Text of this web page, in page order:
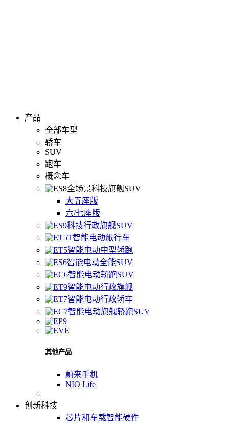
产品
全部车型
轿车
SUV
跑车
概念车
全场景科技旗舰SUV
大五座版
六/七座版
科技行政旗舰SUV
智能电动旅行车
智能电动中型轿跑
智能电动全能SUV
智能电动轿跑SUV
智能电动行政旗舰
智能电动行政轿车
智能电动旗舰轿跑SUV
其他产品
蔚来手机
NIO Life
创新科技
芯片和车载智能硬件